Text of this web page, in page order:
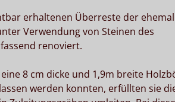
erhaltenen Überreste der
Verwendung von Steinen des
renoviert.
8 cm dicke und 1,9m breite
werden konnten, erfüllten sie